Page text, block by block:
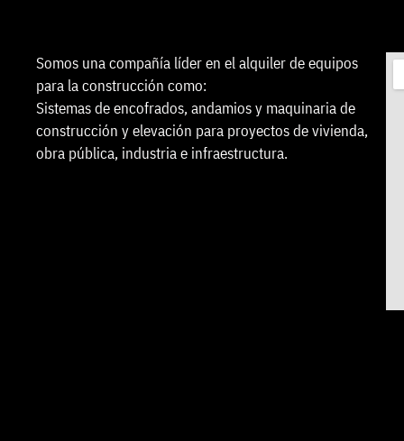
Somos una compañía líder en el alquiler de equipos
para la construcción como:
Sistemas de encofrados, andamios y maquinaria de
construcción y elevación para proyectos de vivienda,
obra pública, industria e infraestructura.